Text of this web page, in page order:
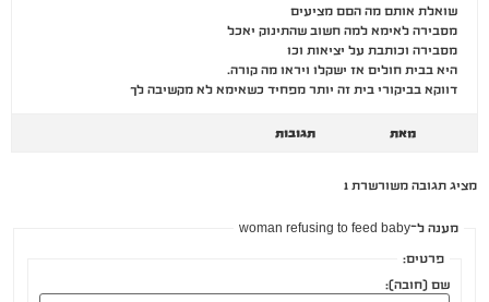
שואלת אותם מה הםם מציעים
מסבירה לאימא למה חשוב שהתינוק יאכל
מסבירה וכותבת על יציאות וכו
היא בבית חולים אז ישקלו ויראו מה קורה.
דווקא בביקורי בית זה יותר מפחיד כשאימא לא מקשיבה לך
מאת תגובות
מציג תגובה משורשרת 1
מענה ל־woman refusing to feed baby
פרטים:
שם (חובה):